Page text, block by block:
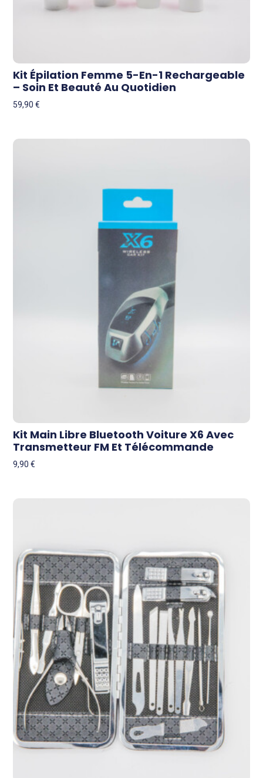
Kit Épilation Femme 5-En-1 Rechargeable
– Soin Et Beauté Au Quotidien
59,90€
Kit Main Libre Bluetooth Voiture X6 Avec
Transmetteur FM Et Télécommande
9,90€